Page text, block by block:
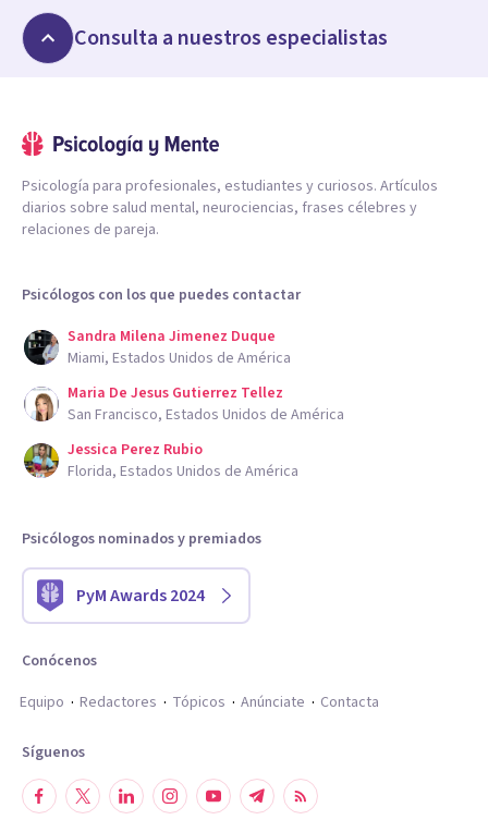
Consulta a nuestros especialistas
Psicología para profesionales, estudiantes y curiosos. Artículos
diarios sobre salud mental, neurociencias, frases célebres y
relaciones de pareja.
Psicólogos con los que puedes contactar
Sandra Milena Jimenez Duque
Miami, Estados Unidos de América
Maria De Jesus Gutierrez Tellez
San Francisco, Estados Unidos de América
Jessica Perez Rubio
Florida, Estados Unidos de América
Psicólogos nominados y premiados
PyM Awards 2024
Conócenos
Equipo
Redactores Tópicos Anúnciate Contacta
Síguenos